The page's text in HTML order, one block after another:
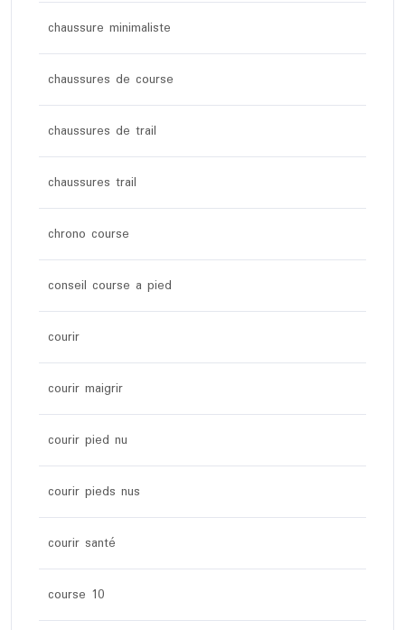
chaussure minimaliste
chaussures de course
chaussures de trail
chaussures trail
chrono course
conseil course a pied
courir
courir maigrir
courir pied nu
courir pieds nus
courir santé
course 10